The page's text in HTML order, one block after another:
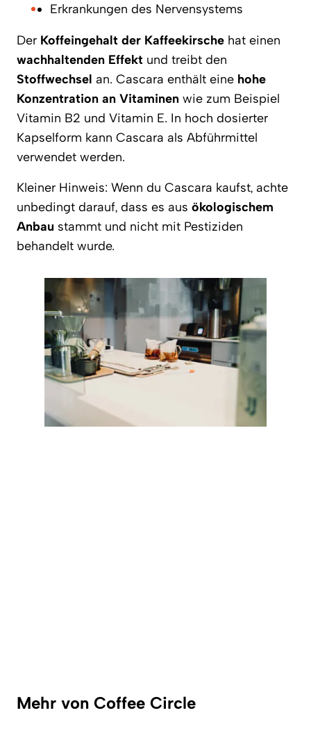
Erkrankungen des Nervensystems
Der Koffeingehalt der Kaffeekirsche hat einen
wachhaltenden Effekt und treibt den
Stoffwechsel an. Cascara enthält eine hohe
Konzentration an Vitaminen wie zum Beispiel
Vitamin B2 und Vitamin E. In hoch dosierter
Kapselform kann Cascara als Abführmittel
verwendet werden.
Kleiner Hinweis: Wenn du Cascara kaufst, achte
unbedingt darauf, dass es aus ökologischem
Anbau stammt und nicht mit Pestiziden
behandelt wurde.
Mehr von Coffee Circle